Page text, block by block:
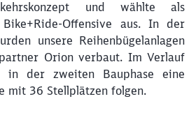
und wählte als
Offensive aus. In der
unsere Reihenbügelanlagen
Orion verbaut. Im Verlauf
in der zweiten Bauphase eine
mit 36 Stellplätzen folgen.